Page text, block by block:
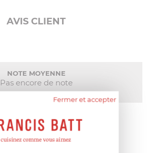
AVIS CLIENT
NOTE MOYENNE
Pas encore de note
Fermer et accepter